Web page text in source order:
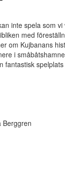
inte spela som
med
om Kujbanans
i
fantastisk
Berggren